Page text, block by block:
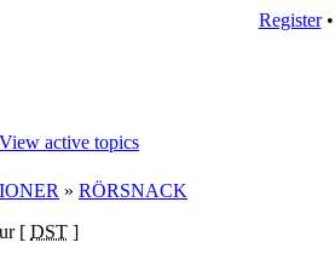
Register
View active topics
» RÖRSNACK
[ DST ]